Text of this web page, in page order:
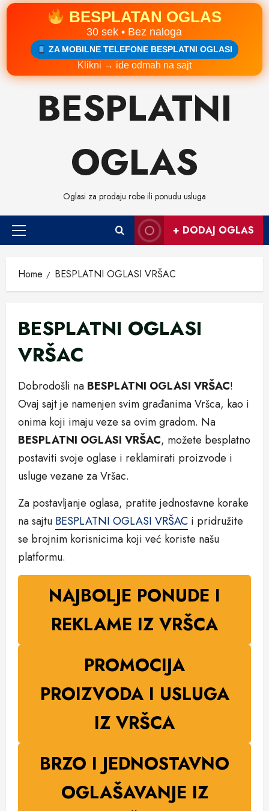
BESPLATAN OGLAS
30 sek • Bez naloga
ZA MOBILNE TELEFONE BESPLATNI OGLASI
Klikni → ide odmah na sajt
Skip
BESPLATNI
OGLAS
Oglasi za prodaju robe ili ponudu usluga
Primary
+ DODAJ OGLAS
Home BESPLATNI OGLASI VRŠAC
BESPLATNI OGLASI
VRŠAC
Dobrodošli na BESPLATNI OGLASI VRŠAC!
Ovaj sajt je namenjen svim građanima Vršca, kao i
onima koji imaju veze sa ovim gradom. Na
BESPLATNI OGLASI VRŠAC, možete besplatno
postaviti svoje oglase i reklamirati proizvode i
usluge vezane za Vršac.
Za postavljanje oglasa, pratite jednostavne korake
na sajtu BESPLATNI OGLASI VRŠAC i pridružite
se brojnim korisnicima koji već koriste našu
platformu.
NAJBOLJE PONUDE I
REKLAME IZ VRŠCA
PROMOCIJA
PROIZVODA I USLUGA
IZ VRŠCA
BRZO I JEDNOSTAVNO
OGLAŠAVANJE IZ